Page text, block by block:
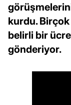
kurdu.
belirli bir
gönderiyor.